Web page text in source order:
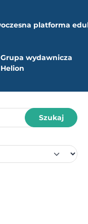
platforma
Grupa wydawnicza
Helion
Szukaj